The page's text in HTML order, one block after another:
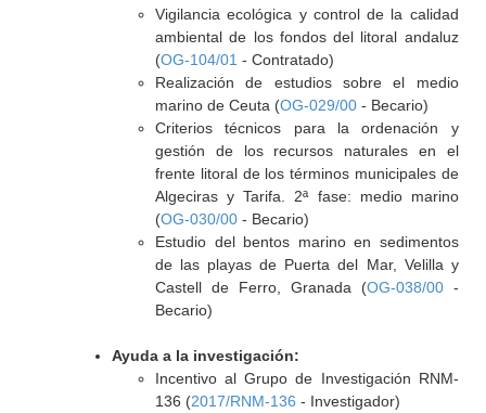
Vigilancia ecológica y control de la calidad
ambiental de los fondos del litoral andaluz
(OG-104/01 - Contratado)
Realización de estudios sobre el medio
marino de Ceuta (OG-029/00- Becario)
Criterios técnicos para la ordenación y
gestión de los recursos naturales en el
frente litoral de los términos municipales de
Algeciras y Tarifa. 2ª fase: medio marino
(OG-030/00- Becario)
Estudio del bentos marino en sedimentos
de las playas de Puerta del Mar, Velilla y
Castell de Ferro, Granada (OG-038/00-
Becario)
Ayuda a la investigación:
Incentivo al Grupo de Investigación RNM-
136 (2017/RNM-136 - Investigador)